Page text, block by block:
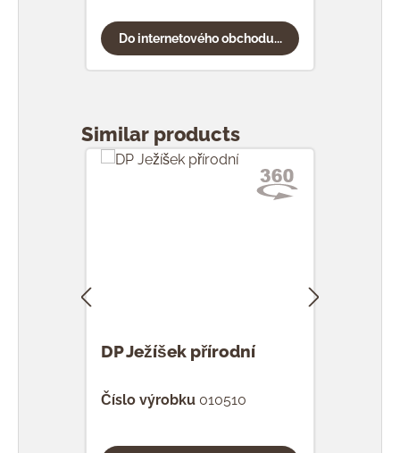
Do internetového obchodu...
Similar products
DP Ježíšek přírodní
Číslo výrobku 010510